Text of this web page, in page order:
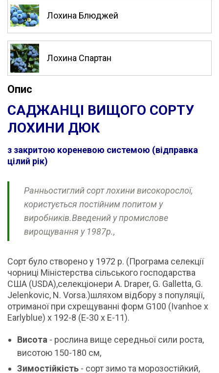
Лохина Блюджей
Лохина Спартан
Опис
САДЖАНЦІ ВИЩОГО СОРТУ
ЛОХИНИ ДЮК
з закритою кореневою системою (відправка
цілий рік)
Ранньостиглий сорт лохини високорослої,
користується постійним попитом у
виробників.Введений у промислове
вирощування у 1987р.,
Сорт було створено у 1972 р. (Програма селекції
чорниці Міністерства сільського господарства
США (USDA),селекціонери A. Draper, G. Galletta, G.
Jelenkovic, N. Vorsa.)шляхом відбору з популяції,
отриманої при схрещуванні форм G100 (Ivanhoe x
Earlyblue) x 192-8 (E-30 x E-11).
Висота - рослина вище середньої сили роста,
висотою 150-180 см,
Зимостійкість - сорт зимо та морозостійкий,